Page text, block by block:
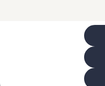
Varebiler med